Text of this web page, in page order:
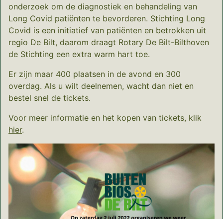
onderzoek om de diagnostiek en behandeling van
Long Covid patiënten te bevorderen. Stichting Long
Covid is een initiatief van patiënten en betrokken uit
regio De Bilt, daarom draagt Rotary De Bilt-Bilthoven
de Stichting een extra warm hart toe.
Er zijn maar 400 plaatsen in de avond en 300
overdag. Als u wilt deelnemen, wacht dan niet en
bestel snel de tickets.
Voor meer informatie en het kopen van tickets, klik
hier.